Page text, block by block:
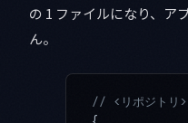
の 1 ファイルになり、ア
ん。
// <リポジトリ